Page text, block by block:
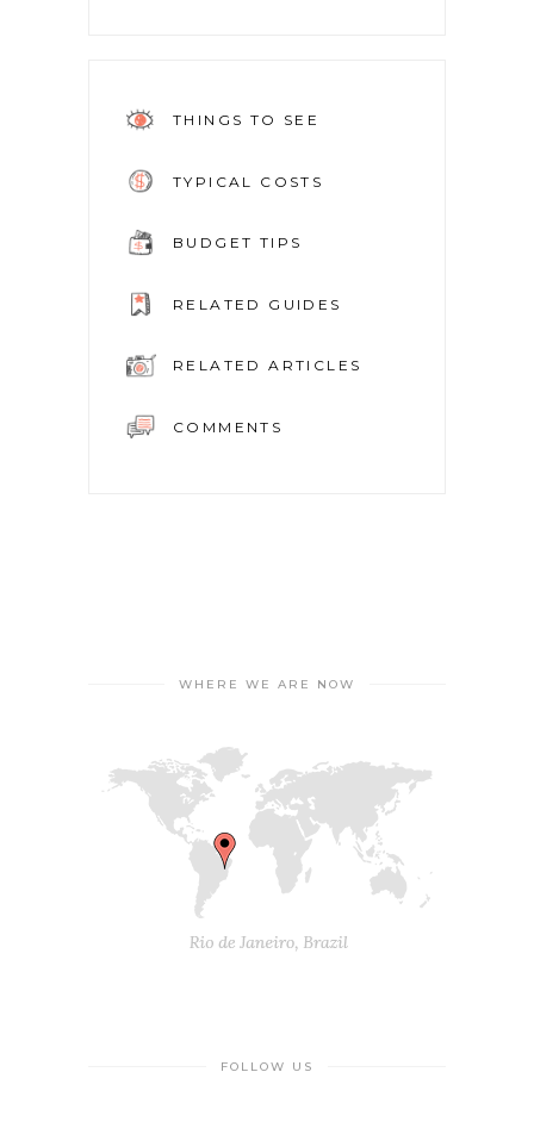
THINGS TO SEE
TYPICAL COSTS
BUDGET TIPS
RELATED GUIDES
RELATED ARTICLES
COMMENTS
WHERE WE ARE NOW
FOLLOW US